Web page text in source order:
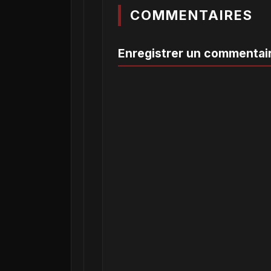
COMMENTAIRES
Enregistrer un